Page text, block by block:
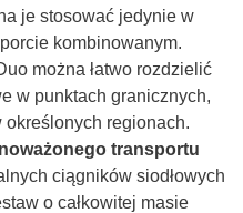
je stosować jedynie w
kombinowanym.
można łatwo rozdzielić
w punktach granicznych,
regionach.
transportu
ciągników siodłowych
o całkowitej masie